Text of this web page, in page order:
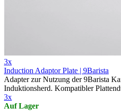
3x
Induction Adaptor Plate | 9Barista
Adapter zur Nutzung der 9Barista
Induktionsherd. Kompatibler
3x
Auf Lager